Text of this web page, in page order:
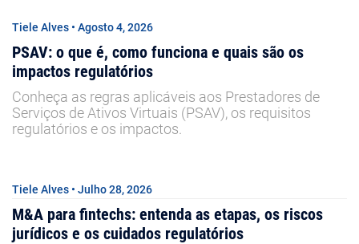
Tiele Alves • Agosto 4, 2026
PSAV: o que é, como funciona e quais são os
impactos regulatórios
Conheça as regras aplicáveis aos Prestadores de
Serviços de Ativos Virtuais (PSAV), os requisitos
regulatórios e os impactos.
Tiele Alves • Julho 28, 2026
M&A para fintechs: entenda as etapas, os riscos
jurídicos e os cuidados regulatórios